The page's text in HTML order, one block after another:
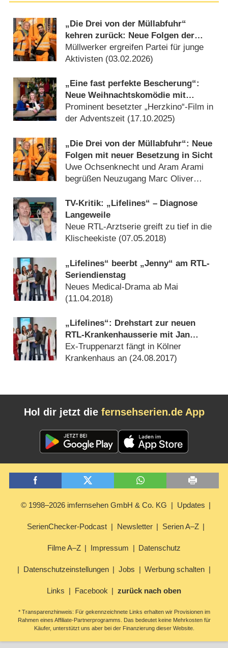
„Die Drei von der Müllabfuhr“
kehren zurück: Neue Folgen der
Komödienreihe mit Uwe
Ochsenknecht angekündigt
Müllwerker ergreifen Partei für junge
Aktivisten (03.02.2026)
„Eine fast perfekte Bescherung“:
Neue Weihnachtskomödie mit
Christine Eixenberger, Steve
Windolf und Ursela Monn
Prominent besetzter „Herzkino“-Film in
der Adventszeit (17.10.2025)
„Die Drei von der Müllabfuhr“: Neue
Folgen mit neuer Besetzung in Sicht
Uwe Ochsenknecht und Aram Arami
begrüßen Neuzugang Marc Oliver
TV-Kritik: „Lifelines“ – Diagnose
Langeweile
Neue RTL-Arztserie greift zu tief in die
Klischeekiste (07.05.2018)
„Lifelines“ beerbt „Jenny“ am RTL-
Seriendienstag
Neues Medical-Drama ab Mai
(11.04.2018)
„Lifelines“: Drehstart zur neuen
RTL-Krankenhausserie mit Jan
Hartmann
Ex-Truppenarzt fängt in Kölner
Krankenhaus an (24.08.2017)
Hol dir jetzt die fernsehserien.de App
© 1998–2026 imfernsehen GmbH & Co. KG Updates
SerienChecker-Podcast Newsletter Serien A–Z
Filme A–Z Impressum Datenschutz
Datenschutzeinstellungen Jobs Werbung schalten
Links Facebook zurück nach oben
* Transparenzhinweis: Für gekennzeichnete Links erhalten wir Provisionen im
Rahmen eines Affiliate-Partnerprogramms. Das bedeutet keine Mehrkosten für
Käufer, unterstützt uns aber bei der Finanzierung dieser Website.